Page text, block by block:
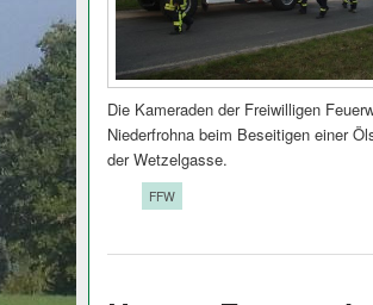
Die Kameraden der Freiwilligen
Niederfrohna beim Beseitigen einer
der Wetzelgasse.
FFW